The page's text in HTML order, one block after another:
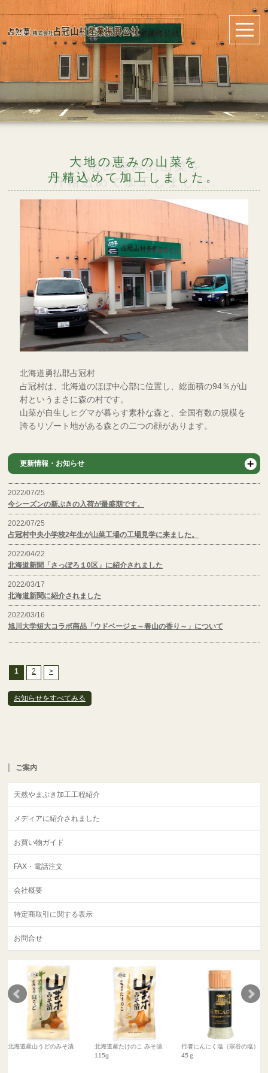
大地の恵みの山菜を
丹精込めて加工しました。
北海道勇払郡占冠村
占冠村は、北海道のほぼ中心部に位置し、総面積の94％が山
村というまさに森の村です。
山菜が自生しヒグマが暮らす素朴な森と、全国有数の規模を
誇るリゾート地がある森との二つの顔があります。
更新情報・お知らせ
ご案内
天然やまぶき加工工程紹介
メディアに紹介されました
お買い物ガイド
FAX・電話注文
会社概要
特定商取引に関する表示
お問合せ
北海道産山うどのみそ漬
北海道産たけのこ みそ漬
115g
行者にんにく塩（宗谷の塩）
45ｇ